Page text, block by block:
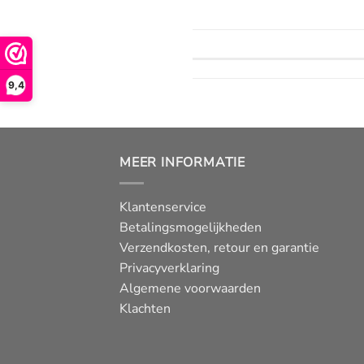
9,4
MEER INFORMATIE
Klantenservice
Betalingsmogelijkheden
Verzendkosten, retour en garantie
Privacyverklaring
Algemene voorwaarden
Klachten